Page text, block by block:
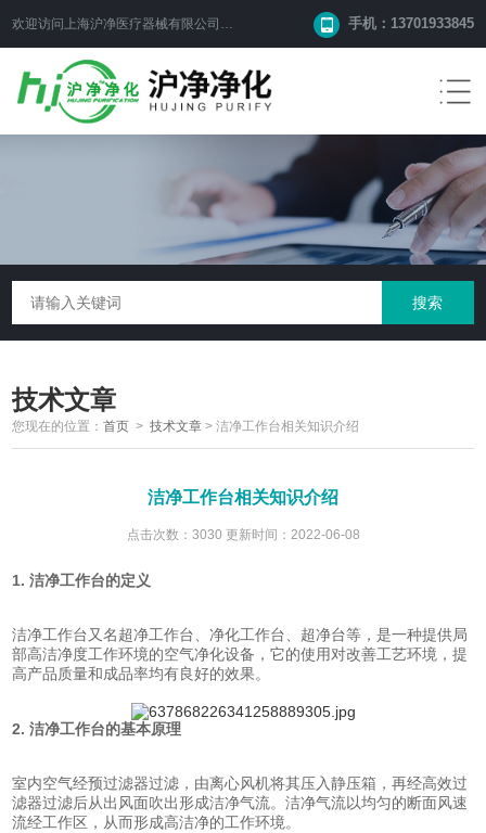
欢迎访问上海沪净医疗器械有限公司网站！ 手机：13701933845
技术文章
您现在的位置：首页 >技术文章 >洁净工作台相关知识介绍
洁净工作台相关知识介绍
点击次数：3030 更新时间：2022-06-08
1. 洁净工作台的定义
洁净工作台又名超净工作台、净化工作台、超净台等，是一种提供局
部高洁净度工作环境的空气净化设备，它的使用对改善工艺环境，提
高产品质量和成品率均有良好的效果。
2. 洁净工作台的基本原理
室内空气经预过滤器过滤，由离心风机将其压入静压箱，再经高效过
滤器过滤后从出风面吹出形成洁净气流。洁净气流以均匀的断面风速
流经工作区，从而形成高洁净的工作环境。